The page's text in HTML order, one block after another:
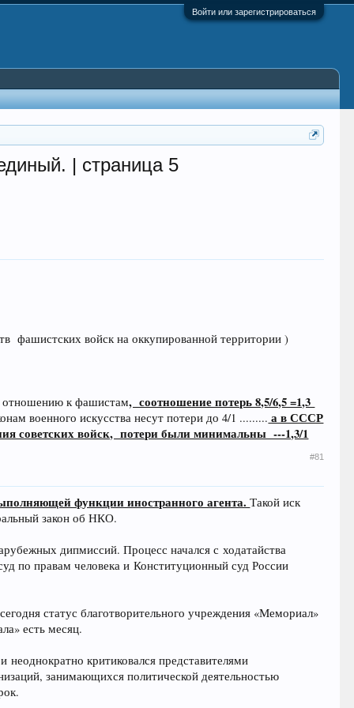
Войти или зарегистрироваться
| страница 5
фашистских войск на оккупированной территории )
отношению к фашистам, соотношение потерь 8,5/6,5 =1,3
военного искусства несут потери до 4/1 ......... а в СССР
советских войск, потери были минимальны ---1,3/1
#81
функции иностранного агента.Такой иск
закон об НКО.
дипмиссий. Процесс начался с ходатайства
по правам человека и Конституционный суд России
статус благотворительного учреждения «Мемориал»
есть месяц.
критиковался представителями
занимающихся политической деятельностью